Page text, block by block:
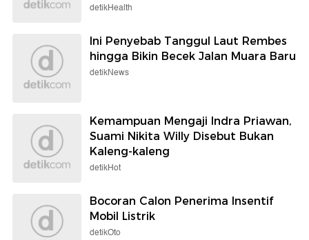
detikHealth
Ini Penyebab Tanggul Laut Rembes
hingga Bikin Becek Jalan Muara Baru
detikNews
Kemampuan Mengaji Indra Priawan,
Suami Nikita Willy Disebut Bukan
Kaleng-kaleng
detikHot
Bocoran Calon Penerima Insentif
Mobil Listrik
detikOto